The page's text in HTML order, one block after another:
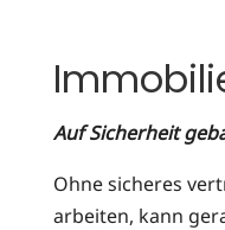
Auf Sicherheit
Ohne sicheres
arbeiten, kann